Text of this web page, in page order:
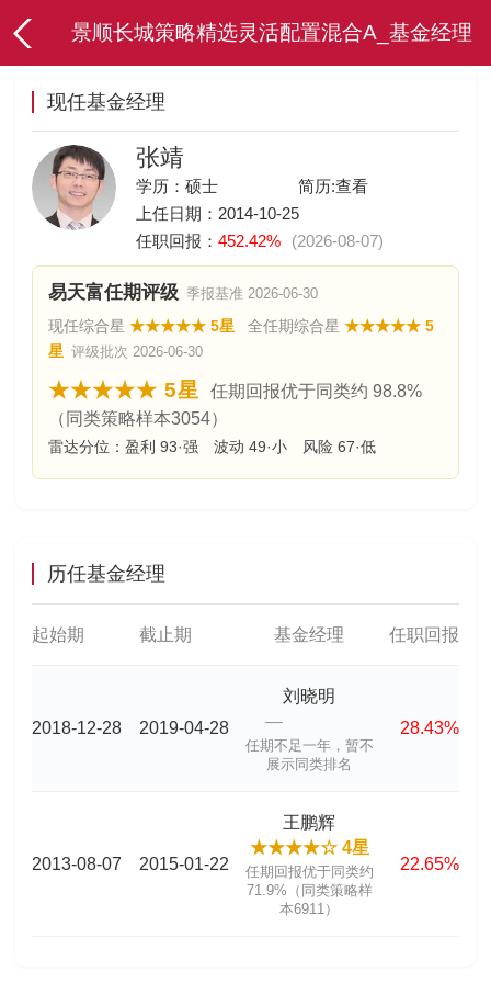
景顺长城策略精选灵活配置混合A_基金经理
现任基金经理
张靖
学历：硕士 简历:查看
上任日期：2014-10-25
任职回报：452.42% (2026-08-07)
易天富任期评级 季报基准 2026-06-30
现任综合星 ★★★★★ 5星 全任期综合星 ★★★★★ 5
星 评级批次 2026-06-30
★★★★★ 5星
任期回报优于同类约 98.8%
（同类策略样本3054）
雷达分位：盈利 93·强 波动 49·小 风险 67·低
历任基金经理
起始期 截止期 基金经理 任职回报
2018-12-28 2019-04-28
刘晓明
—
任期不足一年，暂不
展示同类排名
28.43%
2013-08-07 2015-01-22
王鹏辉
★★★★☆ 4星
任期回报优于同类约
71.9%（同类策略样
本6911）
22.65%